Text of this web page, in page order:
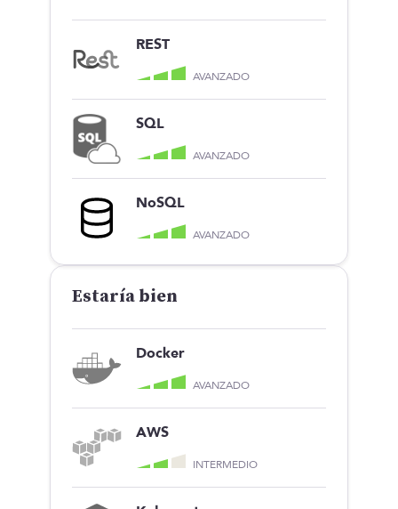
REST
AVANZADO
SQL
AVANZADO
NoSQL
AVANZADO
Estaría bien
Docker
AVANZADO
AWS
INTERMEDIO